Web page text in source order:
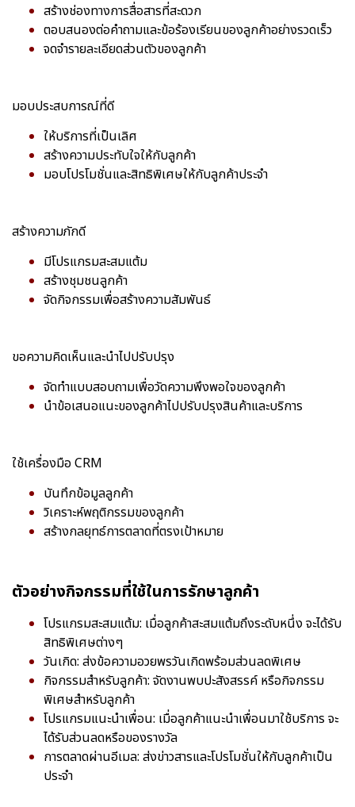
สร้างช่องทางการสื่อสารที่สะดวก
ตอบสนองต่อคำถามและข้อร้องเรียนของลูกค้าอย่างรวดเร็ว
จดจำรายละเอียดส่วนตัวของลูกค้า
มอบประสบการณ์ที่ดี
ให้บริการที่เป็นเลิศ
สร้างความประทับใจให้กับลูกค้า
มอบโปรโมชั่นและสิทธิพิเศษให้กับลูกค้าประจำ
สร้างความภักดี
มีโปรแกรมสะสมแต้ม
สร้างชุมชนลูกค้า
จัดกิจกรรมเพื่อสร้างความสัมพันธ์
ขอความคิดเห็นและนำไปปรับปรุง
จัดทำแบบสอบถามเพื่อวัดความพึงพอใจของลูกค้า
นำข้อเสนอแนะของลูกค้าไปปรับปรุงสินค้าและบริการ
ใช้เครื่องมือ CRM
บันทึกข้อมูลลูกค้า
วิเคราะห์พฤติกรรมของลูกค้า
สร้างกลยุทธ์การตลาดที่ตรงเป้าหมาย
ตัวอย่างกิจกรรมที่ใช้ในการรักษาลูกค้า
โปรแกรมสะสมแต้ม: เมื่อลูกค้าสะสมแต้มถึงระดับหนึ่ง จะได้รับ
สิทธิพิเศษต่างๆ
วันเกิด: ส่งข้อความอวยพรวันเกิดพร้อมส่วนลดพิเศษ
กิจกรรมสำหรับลูกค้า: จัดงานพบปะสังสรรค์ หรือกิจกรรม
พิเศษสำหรับลูกค้า
โปรแกรมแนะนำเพื่อน: เมื่อลูกค้าแนะนำเพื่อนมาใช้บริการ จะ
ได้รับส่วนลดหรือของรางวัล
การตลาดผ่านอีเมล: ส่งข่าวสารและโปรโมชั่นให้กับลูกค้าเป็น
ประจำ